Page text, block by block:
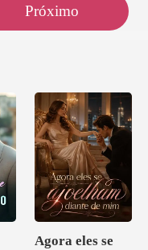
Próximo
Agora eles se